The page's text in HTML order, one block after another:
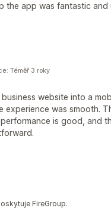
the app was fantastic and
website into a
experience was smooth.
is good, and
Téměř 3 roky
FireGroup.